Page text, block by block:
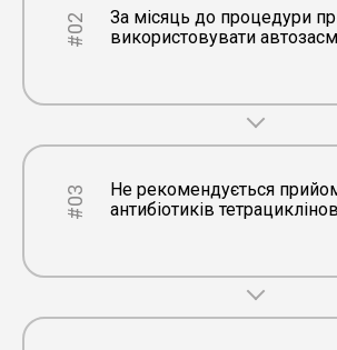
#02
За місяць до процедури
використовувати
#03
Не рекомендується
антибіотиків